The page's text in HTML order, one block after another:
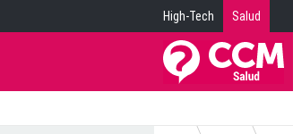
High-Tech Salud